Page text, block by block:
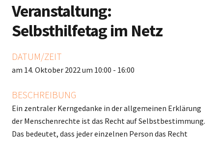
Veranstaltung:
Selbsthilfetag im Netz
DATUM/ZEIT
am 14. Oktober 2022 um 10:00 - 16:00
BESCHREIBUNG
Ein zentraler Kerngedanke in der allgemeinen Erklärung
der Menschenrechte ist das Recht auf Selbstbestimmung.
Das bedeutet, dass jeder einzelnen Person das Recht